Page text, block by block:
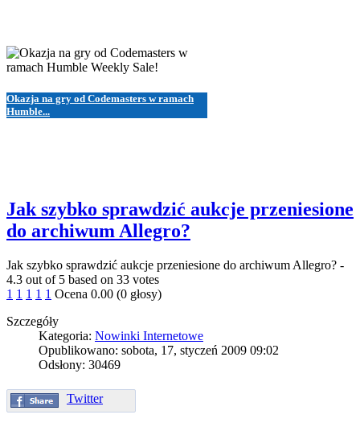
Okazja na gry od Codemasters w ramach
Humble...
Jak szybko sprawdzić aukcje przeniesione
do archiwum Allegro?
Jak szybko sprawdzić aukcje przeniesione do archiwum Allegro? -
4.3 out of 5 based on 33 votes
1 1 1 1 1 Ocena 0.00 (0 głosy)
Szczegóły
Kategoria: Nowinki Internetowe
Opublikowano: sobota, 17, styczeń 2009 09:02
Odsłony: 30469
Twitter